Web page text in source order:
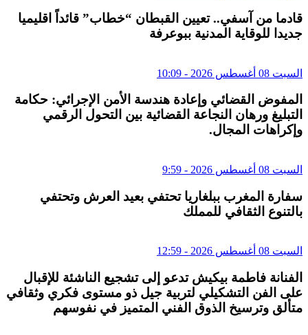
قادما من آسفي.. تعيين القبطان “خطاب” قائداً اقليميا
جديدا للوقاية المدنية ببوعرفة
السبت 08 أغسطس 2026 - 10:09
المفوض القضائي وإعادة هندسة الأمن الإجرائي: حكامة
التبليغ ورهان النجاعة القضائية بين التحول الرقمي
وإكراهات المجال.
السبت 08 أغسطس 2026 - 9:59
سفارة المغرب ببلغاريا تحتفي بعيد العرش وتحتفي
بالتنوع الثقافي للمملك
السبت 08 أغسطس 2026 - 12:59
الفنانة فاطمة بيكيش تدعو إلى تشجيع الناشئة للإقبال
على الفن التشكيلي لتربية جيل ذو مستوى فكري وثقافي
متألق وترسيخ الذوق الفني المتميز في نفوسهم